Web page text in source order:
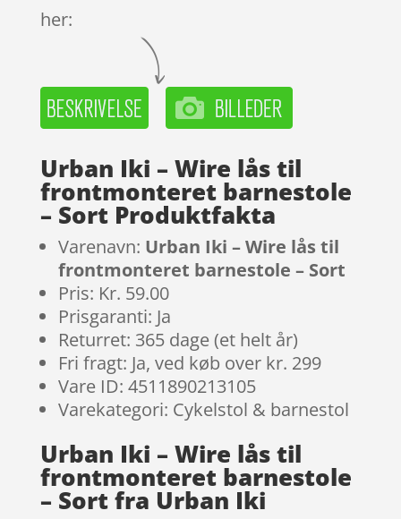
her:
Urban Iki – Wire lås til
frontmonteret barnestole
– Sort Produktfakta
Varenavn: Urban Iki – Wire lås til
frontmonteret barnestole – Sort
Pris: Kr. 59.00
Prisgaranti: Ja
Returret: 365 dage (et helt år)
Fri fragt: Ja, ved køb over kr. 299
Vare ID: 4511890213105
Varekategori: Cykelstol & barnestol
Urban Iki – Wire lås til
frontmonteret barnestole
– Sort fra Urban Iki